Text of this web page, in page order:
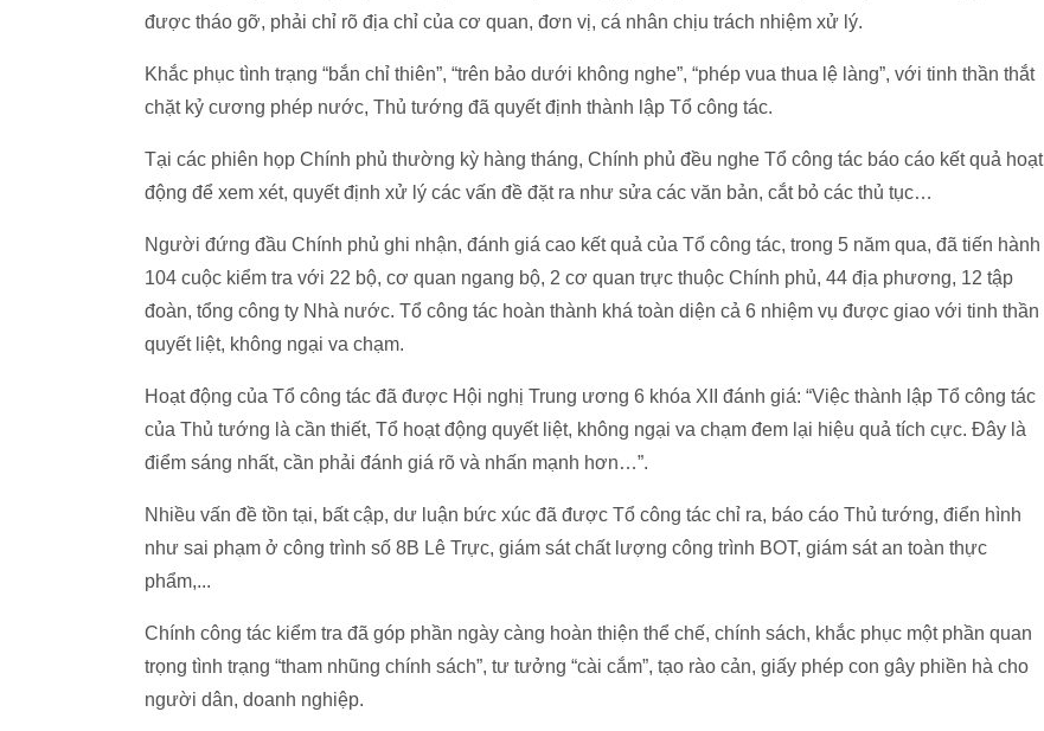
được tháo gỡ, phải chỉ rõ địa chỉ của cơ quan, đơn vị, cá nhân chịu trách nhiệm xử lý.
Khắc phục tình trạng “bắn chỉ thiên”, “trên bảo dưới không nghe”, “phép vua thua lệ làng”, với tinh thần thắt
chặt kỷ cương phép nước, Thủ tướng đã quyết định thành lập Tổ công tác.
Tại các phiên họp Chính phủ thường kỳ hàng tháng, Chính phủ đều nghe Tổ công tác báo cáo kết quả hoạt
động để xem xét, quyết định xử lý các vấn đề đặt ra như sửa các văn bản, cắt bỏ các thủ tục…
Người đứng đầu Chính phủ ghi nhận, đánh giá cao kết quả của Tổ công tác, trong 5 năm qua, đã tiến hành
104 cuộc kiểm tra với 22 bộ, cơ quan ngang bộ, 2 cơ quan trực thuộc Chính phủ, 44 địa phương, 12 tập
đoàn, tổng công ty Nhà nước. Tổ công tác hoàn thành khá toàn diện cả 6 nhiệm vụ được giao với tinh thần
quyết liệt, không ngại va chạm.
Hoạt động của Tổ công tác đã được Hội nghị Trung ương 6 khóa XII đánh giá: “Việc thành lập Tổ công tác
của Thủ tướng là cần thiết, Tổ hoạt động quyết liệt, không ngại va chạm đem lại hiệu quả tích cực. Đây là
điểm sáng nhất, cần phải đánh giá rõ và nhấn mạnh hơn…”.
Nhiều vấn đề tồn tại, bất cập, dư luận bức xúc đã được Tổ công tác chỉ ra, báo cáo Thủ tướng, điển hình
như sai phạm ở công trình số 8B Lê Trực, giám sát chất lượng công trình BOT, giám sát an toàn thực
phẩm,...
Chính công tác kiểm tra đã góp phần ngày càng hoàn thiện thể chế, chính sách, khắc phục một phần quan
trọng tình trạng “tham nhũng chính sách”, tư tưởng “cài cắm”, tạo rào cản, giấy phép con gây phiền hà cho
người dân, doanh nghiệp.